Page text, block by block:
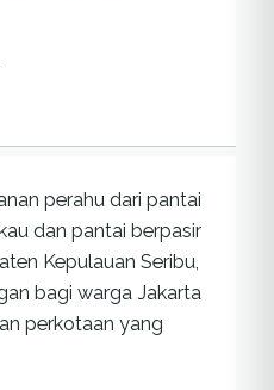
perahu dari pantai
dan pantai berpasir
Kepulauan Seribu,
bagi warga Jakarta
perkotaan yang